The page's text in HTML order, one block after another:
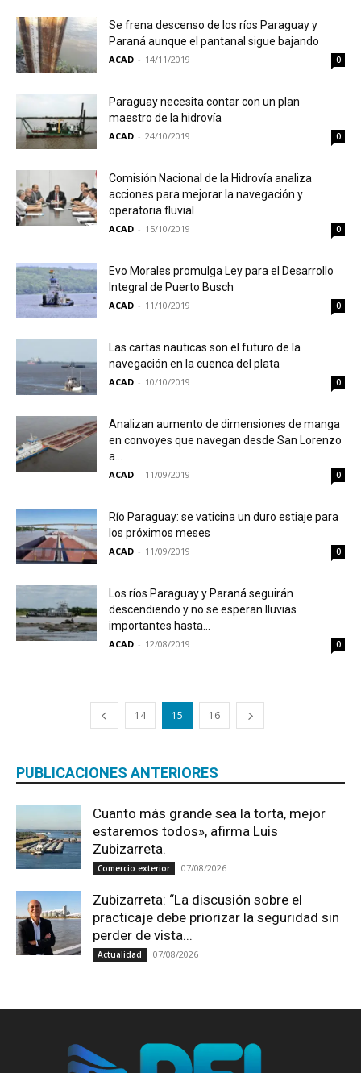
Se frena descenso de los ríos Paraguay y
Paraná aunque el pantanal sigue bajando
ACAD - 14/11/2019 0
Paraguay necesita contar con un plan
maestro de la hidrovía
ACAD - 24/10/2019 0
Comisión Nacional de la Hidrovía analiza
acciones para mejorar la navegación y
operatoria fluvial
ACAD - 15/10/2019 0
Evo Morales promulga Ley para el Desarrollo
Integral de Puerto Busch
ACAD - 11/10/2019 0
Las cartas nauticas son el futuro de la
navegación en la cuenca del plata
ACAD - 10/10/2019 0
Analizan aumento de dimensiones de manga
en convoyes que navegan desde San Lorenzo
a...
ACAD - 11/09/2019 0
Río Paraguay: se vaticina un duro estiaje para
los próximos meses
ACAD - 11/09/2019 0
Los ríos Paraguay y Paraná seguirán
descendiendo y no se esperan lluvias
importantes hasta...
ACAD - 12/08/2019 0
14 15 16
PUBLICACIONES ANTERIORES
Cuanto más grande sea la torta, mejor
estaremos todos», afirma Luis
Zubizarreta.
Comercio exterior 07/08/2026
Zubizarreta: “La discusión sobre el
practicaje debe priorizar la seguridad sin
perder de vista...
Actualidad 07/08/2026